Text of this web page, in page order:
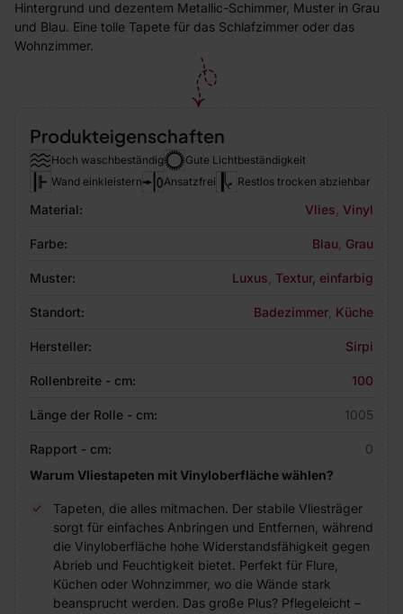
Hintergrund und dezentem Metallic-Schimmer, Muster in Grau
und Blau. Eine tolle Tapete für das Schlafzimmer oder das
Wohnzimmer.
Produkteigenschaften
Hoch waschbeständig
Gute Lichtbeständigkeit
Wand einkleistern
Ansatzfrei Restlos trocken abziehbar
Material: Vlies Vinyl
Farbe: Blau Grau
Muster: Luxus Textur, einfarbig
Standort: Badezimmer Küche
Hersteller: Sirpi
Rollenbreite - cm: 100
Länge der Rolle - cm: 1005
Rapport - cm:
0
Warum Vliestapeten mit Vinyloberfläche wählen?
Tapeten, die alles mitmachen. Der stabile Vliesträger
sorgt für einfaches Anbringen und Entfernen, während
die Vinyloberfläche hohe Widerstandsfähigkeit gegen
Abrieb und Feuchtigkeit bietet. Perfekt für Flure,
Küchen oder Wohnzimmer, wo die Wände stark
beansprucht werden. Das große Plus? Pflegeleicht –